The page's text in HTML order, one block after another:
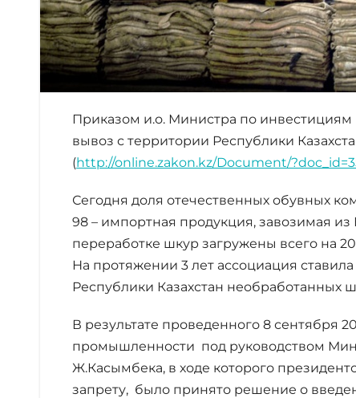
Приказом и.о. Министра по инвестициям
вывоз с территории Республики
(http://online.zakon.kz/Document/
Сегодня доля отечественных обувных
98 – импортная продукция, завозимая
переработке шкур загружены всего на
На протяжении 3 лет ассоциация
Республики Казахстан необработанных
В результате проведенного 8 сентября
промышленности под руководством
Ж.Касымбека, в ходе которого
запрету, было принято решение о